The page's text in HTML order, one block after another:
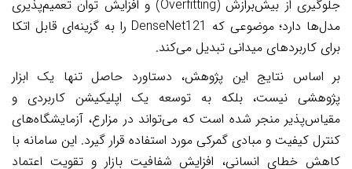
جلوگیری از بیش‌برازش(Overfitting)و افزایش توان تعمیم‌پذیری
مدل‌ها دارد؛ موضوعی که DenseNet121 را به گزینه‌ای قابل اتکا
برای کاربردهای میدانی تبدیل می‌کند.
بر اساس نتایج این پژوهش، دستاورد حاصل تنها یک ابزار
پژوهشی نیست، بلکه به توسعه یک اپلیکیشن کاربردی و
مقیاس‌پذیر منجر شده است که می‌تواند در مزارع، آزمایشگاه‌های
کنترل کیفیت و مبادی گمرکی مورد استفاده قرار گیرد. این سامانه با
کاهش خطای انسانی، افزایش شفافیت بازار و تقویت اعتماد